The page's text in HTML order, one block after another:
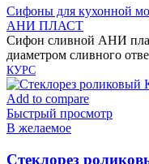
Сифоны для кухонной
АНИ ПЛАСТ
Сифон сливной АНИ
диаметром сливного
КУРС
Add to compare
Быстрый просмотр
В желаемое
Cтеклорез